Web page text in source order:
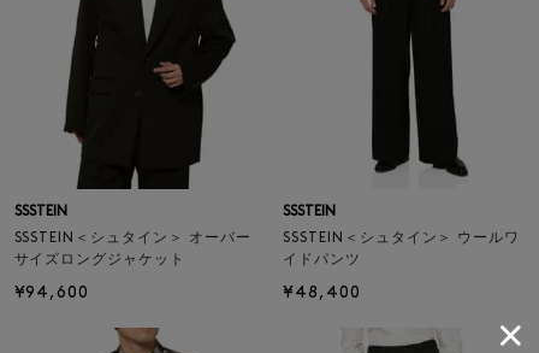
SSSTEIN
SSSTEIN＜シュタイン＞ オーバー
サイズロングジャケット
¥94,600
SSSTEIN
SSSTEIN＜シュタイン＞ ウールワ
イドパンツ
¥48,400